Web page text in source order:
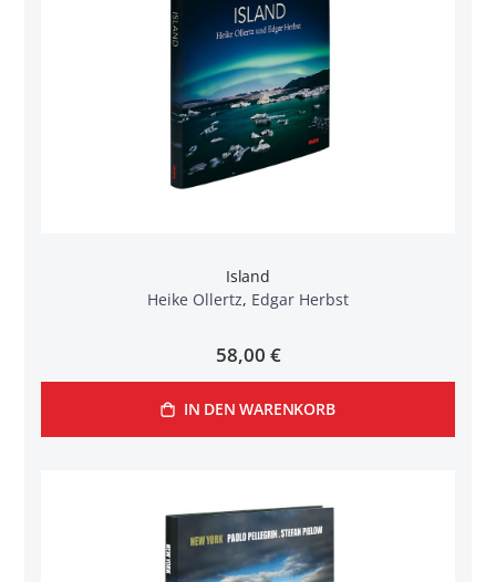
Island
Heike Ollertz, Edgar Herbst
58,00 €
IN DEN WARENKORB